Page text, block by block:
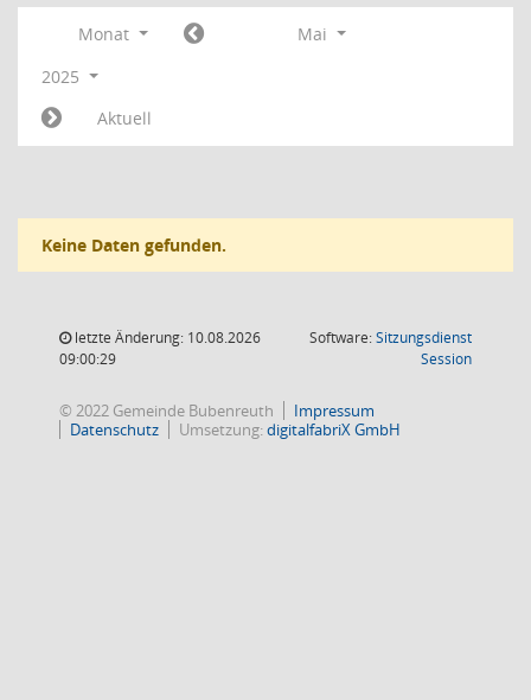
Monat
Mai
2025
Aktuell
Keine Daten gefunden.
letzte Änderung: 10.08.2026
09:00:29
Software:Sitzungsdienst
Session(Wird in
© 2022 Gemeinde Bubenreuth
Impressum
Datenschutz
Umsetzung:digitalfabriX GmbH